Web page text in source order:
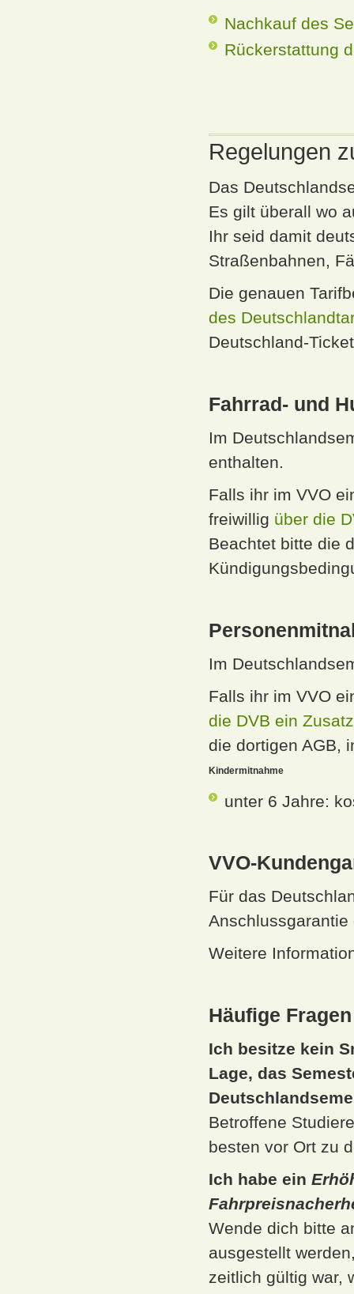
Nachkauf des
Rückerstattung
Regelungen
Das
Es gilt überall wo
Ihr seid damit
Straßenbahnen,
Die genauen
des
Deutschland-
Fahrrad- und
Im
enthalten.
Falls ihr im VVO
freiwillig über die
Beachtet bitte die
Im
Falls ihr im VVO
die DVB ein
die dortigen AGB,
Kindermitnahme
unter 6 Jahre:
VVO-
Für das
Weitere
Häufige
Ich besitze kein
Lage, das
Betroffene
besten vor Ort zu
Ich habe ein
Wende dich bitte
ausgestellt
zeitlich gültig war,